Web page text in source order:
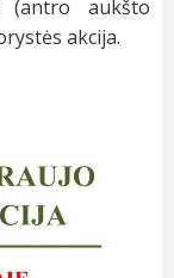
(antro aukšto
akcija.